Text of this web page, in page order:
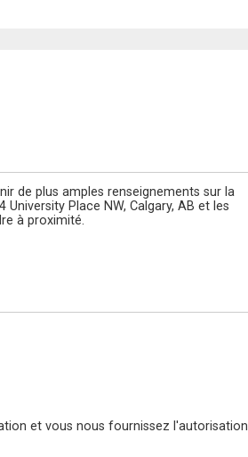
et vous nous fournissez l'autorisation